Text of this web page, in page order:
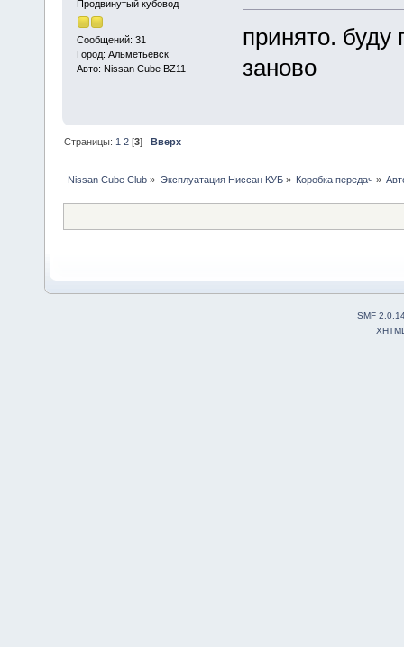
Продвинутый кубовод
Сообщений: 31
Город: Альметьевск
Авто: Nissan Cube BZ11
принято. буду
заново
Страницы: 1 2 [3]Вверх
Nissan Cube Club » Эксплуатация Ниссан КУБ» Коробка передач »
SMF